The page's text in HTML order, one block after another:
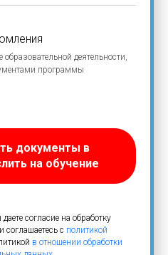
деятельности,
программы
документы в
на обучение
согласие на обработку
соглашаетесь c политикой
в отношении обработки